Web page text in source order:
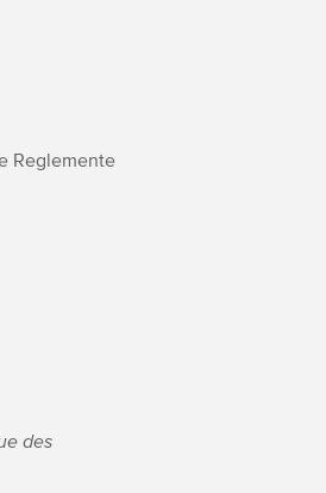
Reglemente
des